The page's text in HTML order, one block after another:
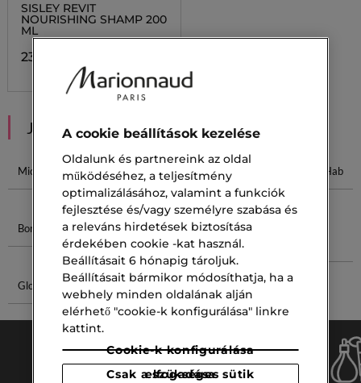
SISLEY REVIT
NOURISHING SHAMP 200
ML
23 500,00 Ft
JAVASOLT NEKED
Michael Kors Born Is Roma
Száraz Haj
Ápolása
Testápoló Hab
Born In Rome Barnító Hab
Biotherm
Homme Gél
Glow Primer Love Parfum
A cookie beállítások kezelése
Oldalunk és partnereink az oldal
működéséhez, a teljesítmény
optimalizálásához, valamint a funkciók
fejlesztése és/vagy személyre szabása és
a releváns hirdetések biztosítása
érdekében cookie -kat használ.
Beállításait 6 hónapig tároljuk.
Beállításait bármikor módosíthatja, ha a
webhely minden oldalának alján
elérhető "cookie-k konfigurálása" linkre
kattint.
Cookie-k konfigurálása
Csak a szükséges sütik elfogadása